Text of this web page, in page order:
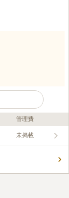
管理費
未掲載